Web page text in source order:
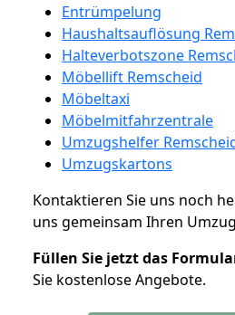
Entrümpelung
Haushaltsauflösung
Halteverbotszone
Möbellift Remscheid
Möbeltaxi
Möbelmitfahrzentrale
Umzugshelfer
Umzugskartons
Kontaktieren Sie uns noch
uns gemeinsam Ihren
Füllen Sie jetzt das
Sie kostenlose Angebote.